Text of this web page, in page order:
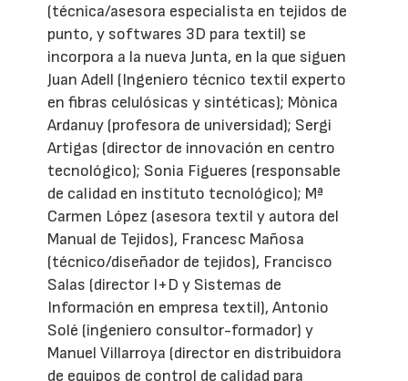
(técnica/asesora especialista en tejidos de
punto, y softwares 3D para textil) se
incorpora a la nueva Junta, en la que siguen
Juan Adell (Ingeniero técnico textil experto
en fibras celulósicas y sintéticas); Mònica
Ardanuy (profesora de universidad); Sergi
Artigas (director de innovación en centro
tecnológico); Sonia Figueres (responsable
de calidad en instituto tecnológico); Mª
Carmen López (asesora textil y autora del
Manual de Tejidos), Francesc Mañosa
(técnico/diseñador de tejidos), Francisco
Salas (director I+D y Sistemas de
Información en empresa textil), Antonio
Solé (ingeniero consultor-formador) y
Manuel Villarroya (director en distribuidora
de equipos de control de calidad para